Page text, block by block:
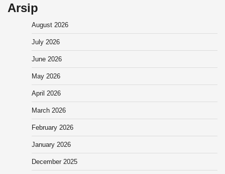
Arsip
August 2026
July 2026
June 2026
May 2026
April 2026
March 2026
February 2026
January 2026
December 2025